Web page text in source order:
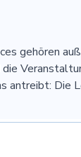
gehören
die
antreibt: Die